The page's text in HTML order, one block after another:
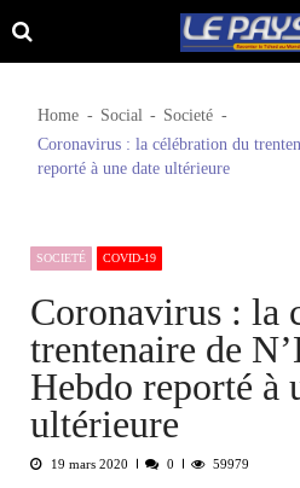
Skip
to
Skip
to
Home Social
Societé
Coronavirus : la célébration du
reporté à une date ultérieure
SOCIETÉ COVID-19
Coronavirus : la
trentenaire de
Hebdo reporté à
ultérieure
19 mars 2020 0 59979